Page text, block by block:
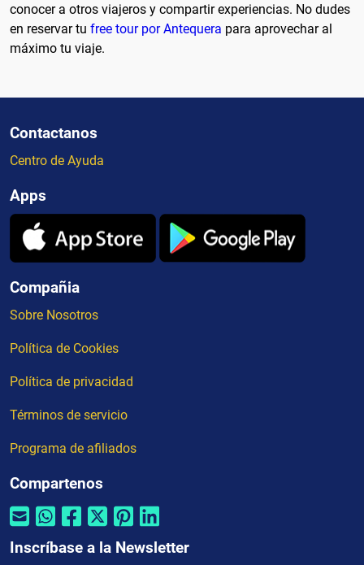
conocer a otros viajeros y compartir experiencias. No dudes
en reservar tu free tour por Antequera para aprovechar al
máximo tu viaje.
Contactanos
Centro de Ayuda
Apps
Compañia
Sobre Nosotros
Política de Cookies
Política de privacidad
Términos de servicio
Programa de afiliados
Compartenos
Inscríbase a la Newsletter